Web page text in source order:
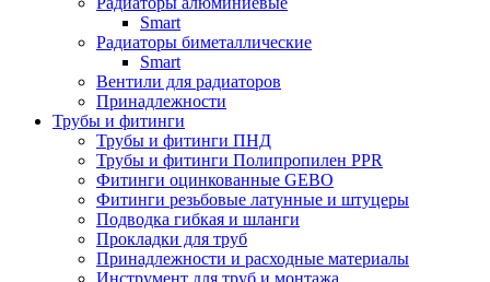
Smart
Радиаторы биметаллические
Smart
Вентили для радиаторов
Принадлежности
Трубы и фитинги
Трубы и фитинги ПНД
Трубы и фитинги Полипропилен PPR
Фитинги оцинкованные GEBO
Фитинги резьбовые латунные и штуцеры
Подводка гибкая и шланги
Прокладки для труб
Принадлежности и расходные материалы
Инструмент для труб и монтажа